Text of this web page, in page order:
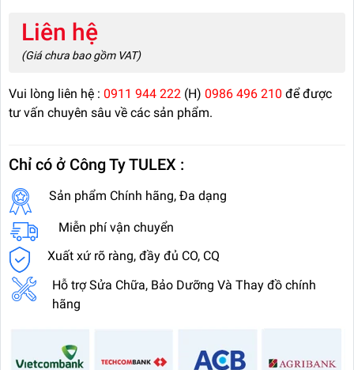
Liên hệ
(Giá chưa bao gồm VAT)
Vui lòng liên hệ : 0911 944 222 (H) 0986 496 210 để được
tư vấn chuyên sâu về các sản phẩm.
Chỉ có ở Công Ty TULEX :
Sản phẩm Chính hãng, Đa dạng
Miễn phí vận chuyển
Xuất xứ rõ ràng, đầy đủ CO, CQ
Hỗ trợ Sửa Chữa, Bảo Dưỡng Và Thay đồ chính
hãng